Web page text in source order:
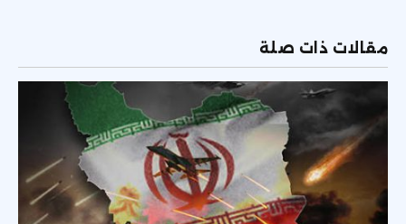
مقالات ذات صلة